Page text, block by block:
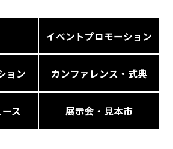
イベントプロモーション
ョン カンファレンス・式典
ス 展示会・見本市